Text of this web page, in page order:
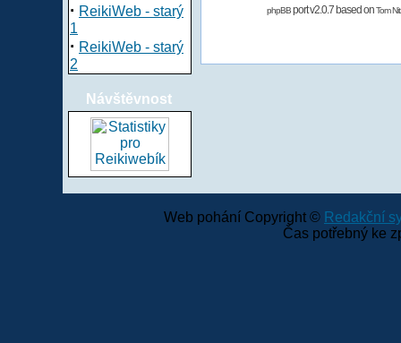
· ReikiWeb - starý
1
· ReikiWeb - starý
2
Návštěvnost
phpBBport v2.0.7 based onTom
Web pohání Copyright © Redakční
Čas potřebný ke